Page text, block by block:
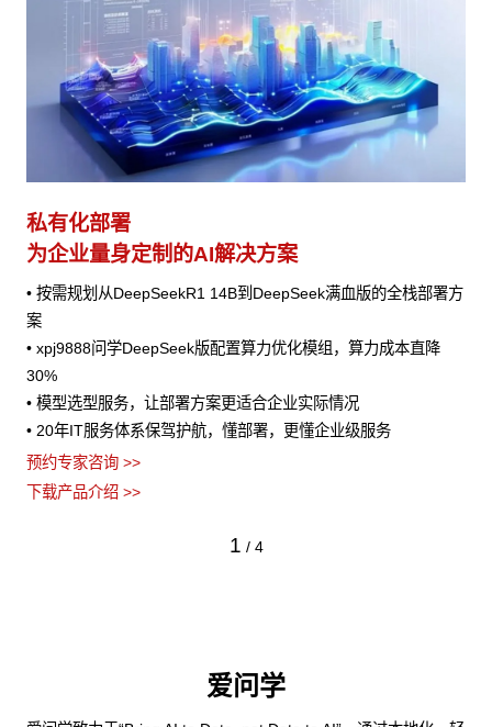
私有化部署
为企业量身定制的AI解决方案
• 按需规划从DeepSeekR1 14B到DeepSeek满血版的全栈部署方
案
• xpj9888问学DeepSeek版配置算力优化模组，算力成本直降
30%
• 模型选型服务，让部署方案更适合企业实际情况
• 20年IT服务体系保驾护航，懂部署，更懂企业级服务
预约专家咨询 >>
下载产品介绍 >>
1 / 4
爱问学